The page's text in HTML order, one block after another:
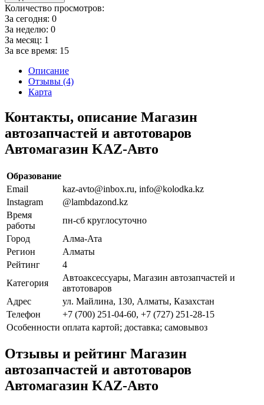
Количество просмотров:
За сегодня: 0
За неделю: 0
За месяц: 1
За все время: 15
Описание
Отзывы (4)
Карта
Контакты, описание Магазин
автозапчастей и автотоваров
Автомагазин KAZ-Авто
Образование
Email
kaz-avto@inbox.ru, info@kolodka.kz
Instagram
@lambdazond.kz
Время
работы
пн-сб круглосуточно
Город
Алма-Ата
Регион
Алматы
Рейтинг
4
Категория
Автоаксессуары, Магазин автозапчастей и
автотоваров
Адрес
ул. Майлина, 130, Алматы, Казахстан
Телефон
+7 (700) 251-04-60, +7 (727) 251-28-15
Особенности оплата картой; доставка; самовывоз
Отзывы и рейтинг Магазин
автозапчастей и автотоваров
Автомагазин KAZ-Авто